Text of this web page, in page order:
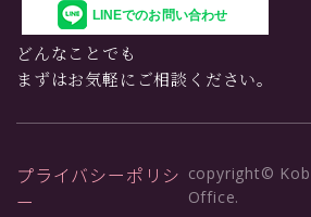
LINEでのお問い合わせ
どんなことでも
まずはお気軽にご相談ください。
プライバシーポリシ
ー
copyright©
Office.